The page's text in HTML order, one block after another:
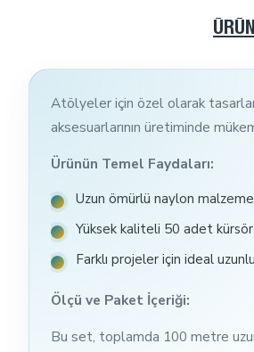
Atölyeler için özel olarak
aksesuarlarının üretiminde
Ürünün Temel Faydaları:
Uzun ömürlü naylon malzeme
Yüksek kaliteli 50 adet
Farklı projeler için ideal
Ölçü ve Paket İçeriği:
Bu set, toplamda 100 metre